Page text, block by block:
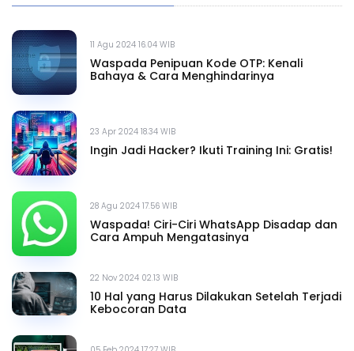
11 Agu 2024 16.04 WIB
Waspada Penipuan Kode OTP: Kenali
Bahaya & Cara Menghindarinya
23 Apr 2024 18.34 WIB
Ingin Jadi Hacker? Ikuti Training Ini: Gratis!
28 Agu 2024 17.56 WIB
Waspada! Ciri-Ciri WhatsApp Disadap dan
Cara Ampuh Mengatasinya
22 Nov 2024 02.13 WIB
10 Hal yang Harus Dilakukan Setelah Terjadi
Kebocoran Data